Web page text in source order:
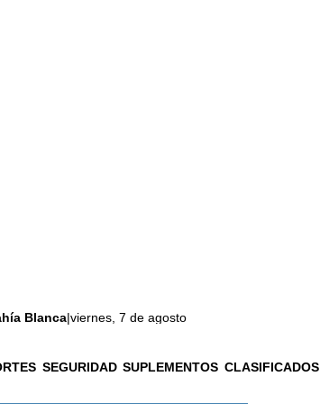
Blanca|viernes, 7 de agosto
SEGURIDAD SUPLEMENTOS CLASIFICADOS